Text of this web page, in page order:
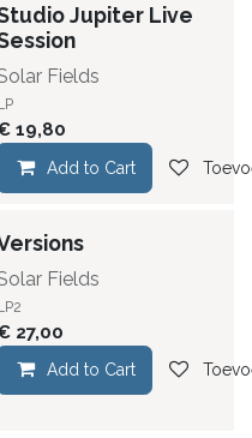
aan verlanglijst
Jupiter Live
Fields
19,80
Add to Cart
aan verlanglijst
Fields
27,00
Add to Cart